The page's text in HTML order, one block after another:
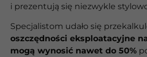
i prezentują się niezwykle
Specjalistom udało się
oszczędności eksploatacyjne
mogą wynosić nawet do 50%